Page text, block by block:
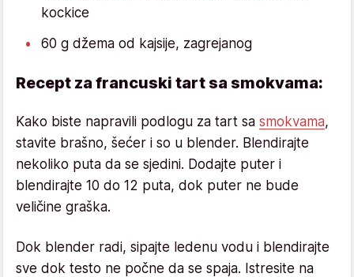
kockice
60 g džema od kajsije, zagrejanog
Recept za francuski tart sa smokvama:
Kako biste napravili podlogu za tart sa smokvama,
stavite brašno, šećer i so u blender. Blendirajte
nekoliko puta da se sjedini. Dodajte puter i
blendirajte 10 do 12 puta, dok puter ne bude
veličine graška.
Dok blender radi, sipajte ledenu vodu i blendirajte
sve dok testo ne počne da se spaja. Istresite na